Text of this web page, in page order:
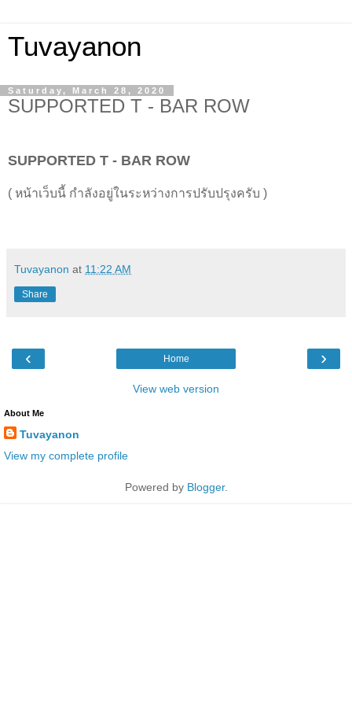
Tuvayanon
Saturday, March 28, 2020
SUPPORTED T - BAR ROW
SUPPORTED T - BAR ROW
( หน้าเว็บนี้ กำลังอยู่ในระหว่างการปรับปรุงครับ )
Tuvayanon at 11:22 AM
Share
‹ ›
Home
View web version
About Me
Tuvayanon
View my complete profile
Powered by Blogger.